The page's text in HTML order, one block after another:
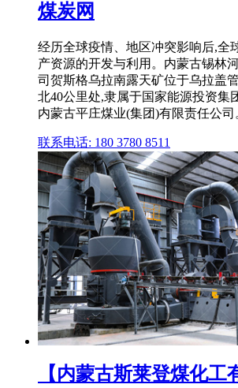
煤炭网
经历全球疫情、地区冲突影响后,全
产资源的开发与利用。内蒙古锡林
司贺斯格乌拉南露天矿位于乌拉盖
北40公里处,隶属于国家能源投资集
内蒙古平庄煤业(集团)有限责任公司
联系电话: 180 3780 8511
【内蒙古斯莱登煤化工